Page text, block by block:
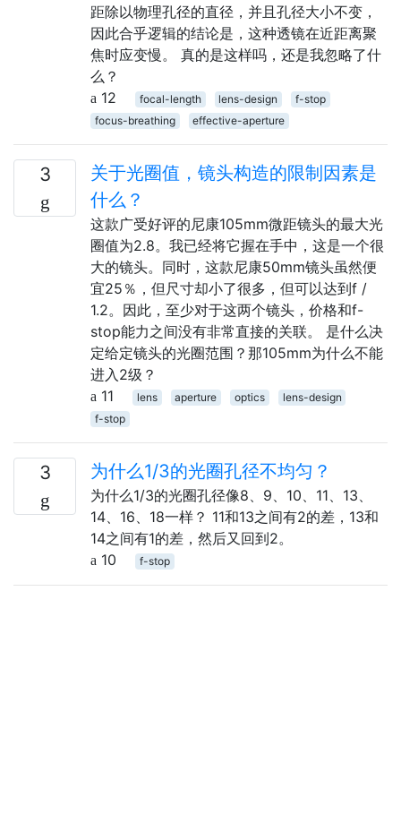
距除以物理孔径的直径，并且孔径大小不变，
因此合乎逻辑的结论是，这种透镜在近距离聚
焦时应变慢。 真的是这样吗，还是我忽略了什
么？
12
focal-length lens-design
f-stop
focus-breathing
effective-aperture
3
关于光圈值，镜头构造的限制因素是
什么？
这款广受好评的尼康105mm微距镜头的最大光
圈值为2.8。我已经将它握在手中，这是一个很
大的镜头。同时，这款尼康50mm镜头虽然便
宜25％，但尺寸却小了很多，但可以达到f /
1.2。因此，至少对于这两个镜头，价格和f-
stop能力之间没有非常直接的关联。 是什么决
定给定镜头的光圈范围？那105mm为什么不能
进入2级？
11
lens aperture optics
lens-design
f-stop
3 为什么1/3的光圈孔径不均匀？
为什么1/3的光圈孔径像8、9、10、11、13、
14、16、18一样？ 11和13之间有2的差，13和
14之间有1的差，然后又回到2。
10
f-stop